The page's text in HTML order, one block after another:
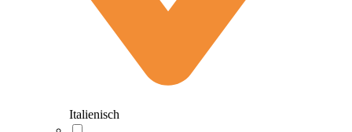
Italienisch